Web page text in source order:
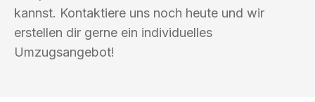
kannst. Kontaktiere uns noch heute und wir
erstellen dir gerne ein individuelles
Umzugsangebot!